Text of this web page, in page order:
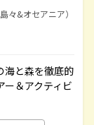
々&オセアニア）
海と森を徹底的
ー＆アクティビ